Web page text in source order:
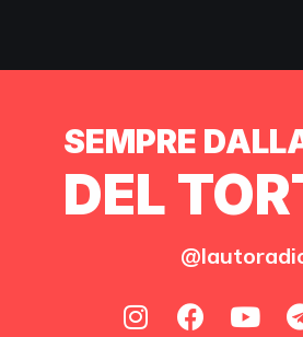
SEMPRE
DEL